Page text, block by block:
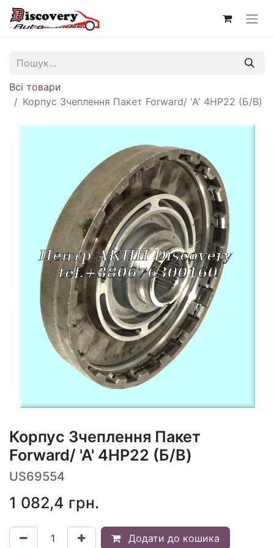
Всі товари
Корпус Зчеплення Пакет Forward/ 'A' 4HP22 (Б/В)
Корпус Зчеплення Пакет
Forward/ 'A' 4HP22 (Б/В)
US69554
1 082,4 грн.
Додати до кошика